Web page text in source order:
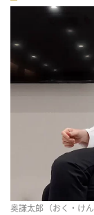
奥謙太郎（おく・け